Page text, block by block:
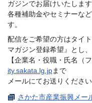
ガジンでお届けいたします
各種補助金やセミナーな
す。
配信をご希望の方はタイ
マガジン登録希望』とし、
【企業名・役職・氏名（
ity.sakata.lg.jpまで
メールにてお送りください
さかた市産業振興メー